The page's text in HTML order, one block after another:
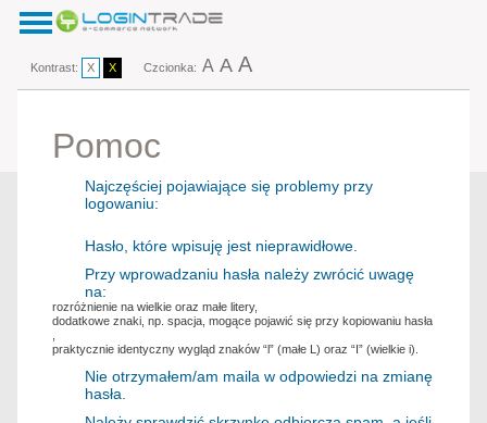
Kontrast: X X Czcionka: A A A
Pomoc
Najczęściej pojawiające się problemy przy
logowaniu:
Hasło, które wpisuję jest nieprawidłowe.
Przy wprowadzaniu hasła należy zwrócić uwagę
na:
rozróżnienie na wielkie oraz małe litery,
dodatkowe znaki, np. spacja, mogące pojawić się przy kopiowaniu hasła
praktycznie identyczny wygląd znaków “l” (małe L) oraz “I” (wielkie i).
Nie otrzymałem/am maila w odpowiedzi na zmianę
hasła.